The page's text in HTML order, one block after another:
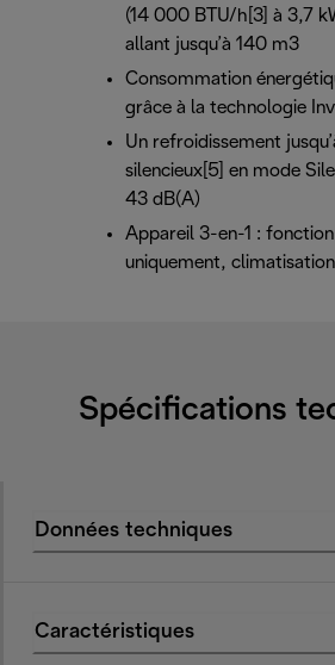
(14 000 BTU/h[3] à 3,7
allant jusqu’à 140 m3
Consommation
grâce à la technologie
Un refroidissement
silencieux[5] en mode
43 dB(A)
Appareil 3-en-1 :
uniquement,
Spécifications
Données techniques
Caractéristiques